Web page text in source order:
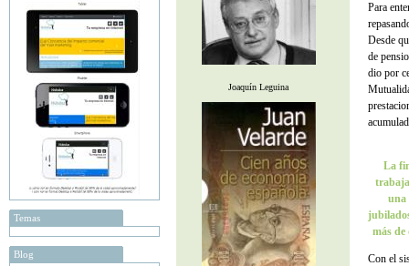
Temas
Blog
Joaquín Leguina
Para
Desde
de
dio por
La
una
más
Con el